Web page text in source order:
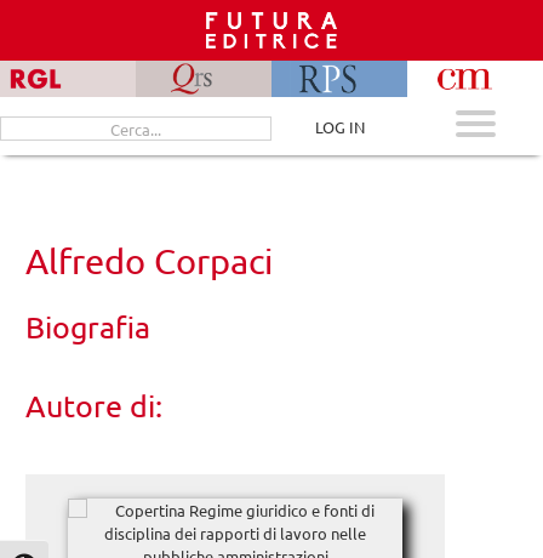
content
Cerca
per:
LOG IN
Alfredo Corpaci
Biografia
Autore di: